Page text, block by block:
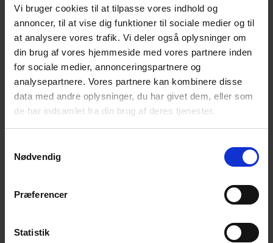
Vi bruger cookies til at tilpasse vores indhold og
annoncer, til at vise dig funktioner til sociale medier og til
at analysere vores trafik. Vi deler også oplysninger om
din brug af vores hjemmeside med vores partnere inden
for sociale medier, annonceringspartnere og
analysepartnere. Vores partnere kan kombinere disse
data med andre oplysninger, du har givet dem, eller som
de har indsamlet fra din brug af deres tjenester.
Nødvendig
Præferencer
Statistik
DESMI originale reservedelssett for enkel overhaling